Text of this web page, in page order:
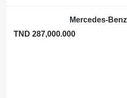
Mercedes-
TND 287,000.000